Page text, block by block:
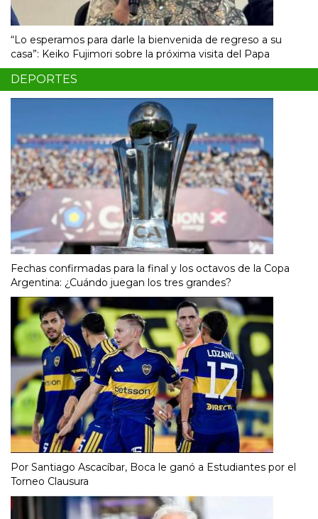
“Lo esperamos para darle la bienvenida de regreso a su
casa”: Keiko Fujimori sobre la próxima visita del Papa
DEPORTES
Fechas confirmadas para la final y los octavos de la Copa
Argentina: ¿Cuándo juegan los tres grandes?
Por Santiago Ascacíbar, Boca le ganó a Estudiantes por el
Torneo Clausura